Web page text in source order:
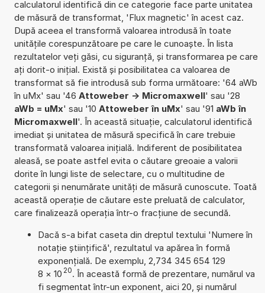
calculatorul identifică din ce categorie face parte unitatea
de măsură de transformat, 'Flux magnetic' în acest caz.
După aceea el transformă valoarea introdusă în toate
unitățile corespunzătoare pe care le cunoaște. În lista
rezultatelor veți găsi, cu siguranță, și transformarea pe care
ați dorit-o inițial. Există și posibilitatea ca valoarea de
transformat să fie introdusă sub forma următoare: '64 aWb
în uMx' sau '46 Attoweber -> Micromaxwell' sau '28
aWb = uMx' sau '10 Attoweber în uMx' sau '91 aWb în
Micromaxwell'. În această situație, calculatorul identifică
imediat și unitatea de măsură specifică în care trebuie
transformată valoarea inițială. Indiferent de posibilitatea
aleasă, se poate astfel evita o căutare greoaie a valorii
dorite în lungi liste de selectare, cu o multitudine de
categorii și nenumărate unități de măsură cunoscute. Toată
această operație de căutare este preluată de calculator,
care finalizează operația într-o fracțiune de secundă.
Dacă s-a bifat caseta din dreptul textului 'Numere în
notație științifică', rezultatul va apărea în formă
exponențială. De exemplu, 2,734 345 654 129
8 × 10 20. În această formă de prezentare, numărul va
fi segmentat într-un exponent, aici 20, și numărul